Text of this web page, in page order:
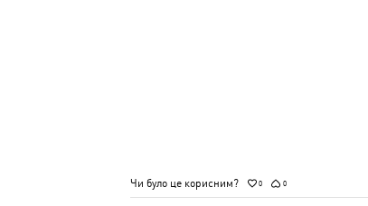
Чи було це корисним? 0 0